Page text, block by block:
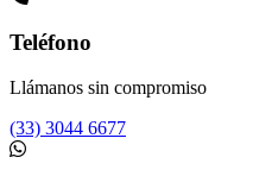
Teléfono
Llámanos sin compromiso
(33) 3044 6677